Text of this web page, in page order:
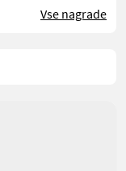
Vse nagrade